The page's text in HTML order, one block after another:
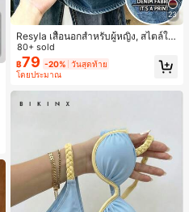
23
Resyla เสื้อนอกสำหรับผู้หญิง, สไตล์ให
ม่ฤดูร้อน, กีฬากลางแจ้งแบบสบายๆ, ลา
ยออกแบบ, พิมพ์ตัวอักษร & ตัวเลข สีน้ำ
เงิน แฟชั่น & อเนกประสงค์ เสื้อยืด, สตรี
ทแวร์ถ่ายภาพ, สไตล์สตรีท, เทศกาล, เ
สื้อยืดสำหรับผู้หญิง
80+ sold
฿79 -20% วันสุดท้าย
โดยประมาณ